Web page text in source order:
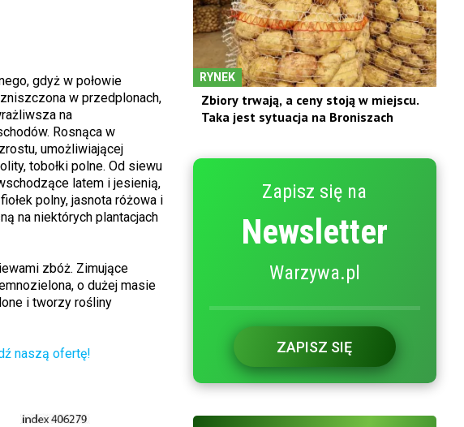
gdyż w połowie
w przedplonach,
na
Rosnąca w
umożliwiającej
tobołki polne. Od siewu
latem i jesienią,
polny, jasnota różowa i
na niektórych plantacjach
zbóż. Zimujące
o dużej masie
i tworzy rośliny
naszą ofertę!
RYNEK
Zbiory trwają, a ceny stoją w miejscu.
Taka jest sytuacja na Broniszach
Zapisz się na
Newsletter
Warzywa.pl
ZAPISZ SIĘ